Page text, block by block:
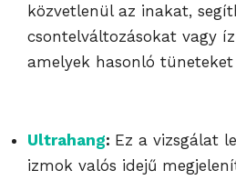
közvetlenül az inakat,
csontelváltozásokat vagy
amelyek hasonló
Ultrahang: Ez a vizsgálat
izmok valós idejű